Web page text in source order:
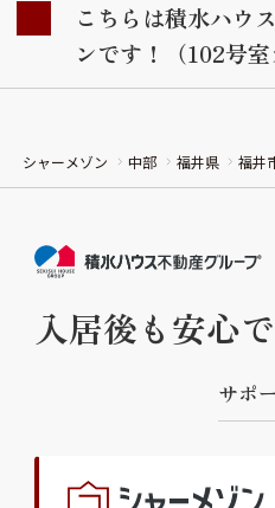
お問い合わせ・よくある質問
シャーメゾンライフ GUARD
らくらくプラチナ
こちらは積水ハウ
ンです！（102号
シャーメゾン 中部 福井県 福井
入居後も安心
サポ